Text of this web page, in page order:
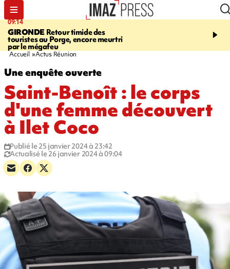
09:14
GIRONDE Retour timide des
touristes au Porge, encore meurtri
par le mégafeu
13:09
Des
font cinq morts en
Accueil Actus Réunion
Une enquête ouverte
Saint-Benoît : le corps
d'une femme découvert
à Ilet Coco
Publié le 25 janvier 2024 à 23:42
Actualisé le 26 janvier 2024 à 09:04